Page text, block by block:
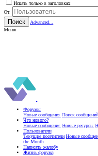
Искать только в заголовках
От:
Поиск
Advanced...
Меню
Форумы
Новые сообщения Поиск сообщений
Что нового?
Новые сообщения Новые ресурсы
Пользователи
Текущие посетители Новые
the Month
Написать жалобу
Жизнь форума